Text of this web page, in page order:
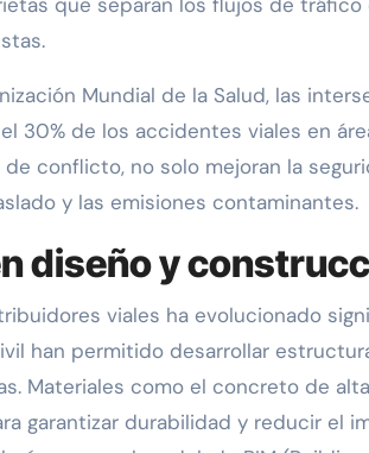
Mundial de la Salud, las
30% de los accidentes viales en
conflicto, no solo mejoran la
y las emisiones contaminantes.
diseño y
viales ha evolucionado
han permitido desarrollar
Materiales como el concreto de
garantizar durabilidad y reducir el